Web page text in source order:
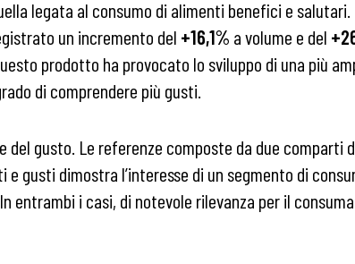
legata al consumo di alimenti benefici e salutari.
un incremento del +16,1% a volume e del
prodotto ha provocato lo sviluppo di una più
di comprendere più gusti.
gusto. Le referenze composte da due comparti
gusti dimostra l’interesse di un segmento di
entrambi i casi, di notevole rilevanza per il